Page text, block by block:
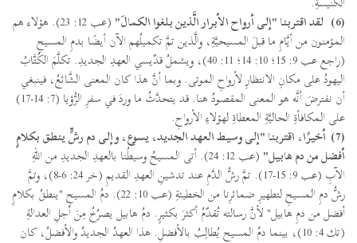
(6)
لقد اقتربنا "إلى أرواح الأبرار الَّذين بلغوا الكمالَ"
(عب 12: 23). هؤلاء هم
المؤمنون من أيَّامِ ما قبلَ المسيحيَّةِ، والَّذين تمَّ تكميلُهم الآن أيضًا بدمِ المسيحِ
(راجع عب 9: 15؛ 10: 14؛ 11: 40)، ويشملُ قدّيسي العهدِ الجديدِ. تكلَّمَ الكُتَّابُ
اليهودُ على مكانِ الانتظارِ لأرواحِ الموتى. وبما أنَّ هذا كان المعنى الشَّائعُ، فينبغي
أن نفترضَ أنَّه هو المعنى المقصودُ هنا. قد يتحدَّثُ ما وردَ في سفرِ الرُّؤيا (7: 14-17)
على المكافأةِ الحاليَّةِ المعطاةِ لهؤلاءِ الأرواحِ.
(7)
أخيرًا، اقتربنا "إلى وسيط العهد الجديد، يسوع، وإلى دم رشٍّ ينطق بكلامٍ
أفضل من دم هابيل"
(عب 12: 24). أتى المسيحُ وسيطُنا بالعهدِ الجديدِ من اللهِ
الآبِ (عب 9: 15-17). تمَّ رشُّ الدَّمِ عند تدشينِ العهدِ القديمِ (خر 24: 6-8)، وتمَّ
رشُّ دمِ المسيحِ لتطهيرِ ضمائرِنا من الخطيئةِ (عب 10: 22). دمُ المسيحِ "ينطقُ بكلامٍ
أفضل من دمِ هابيل" لأنَّ رسالته تُقدّمُ أكثرَ بكثيرٍ. دمُ هابيل يصرُخُ مِنَ أجلِ العدالةِ
(تك 4: 10)، بينما دمُ المسيحِ يُطالِبُ بالأفضلِ. هذا العهدُ الجديدُ والأفضلُ، كان